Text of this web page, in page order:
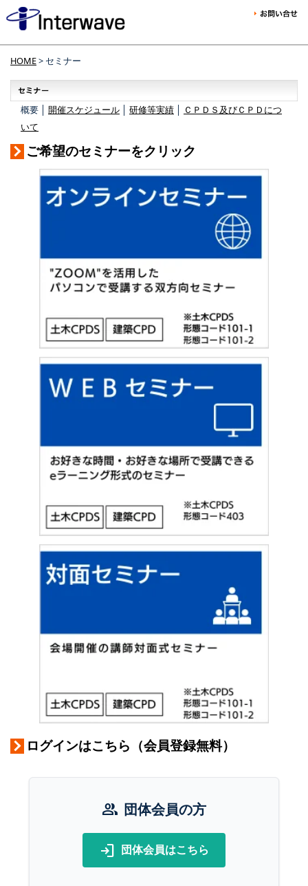
HOME> セミナー
概要 │ 開催スケジュール 研修等実績
ＣＰＤＳ及びＣＰＤにつ
いて
ご希望のセミナーをクリック
ログインはこちら（会員登録無料）
group 団体会員の方
login 団体会員はこちら